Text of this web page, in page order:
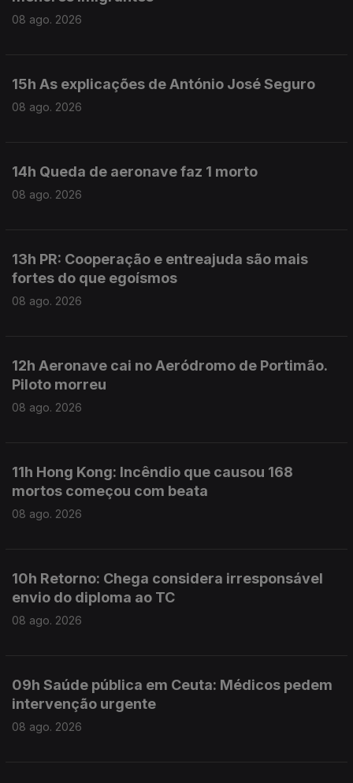
08 ago. 2026
15h As explicações de António José Seguro
08 ago. 2026
14h Queda de aeronave faz 1 morto
08 ago. 2026
13h PR: Cooperação e entreajuda são mais
fortes do que egoísmos
08 ago. 2026
12h Aeronave cai no Aeródromo de Portimão.
Piloto morreu
08 ago. 2026
11h Hong Kong: Incêndio que causou 168
mortos começou com beata
08 ago. 2026
10h Retorno: Chega considera irresponsável
envio do diploma ao TC
08 ago. 2026
09h Saúde pública em Ceuta: Médicos pedem
intervenção urgente
08 ago. 2026